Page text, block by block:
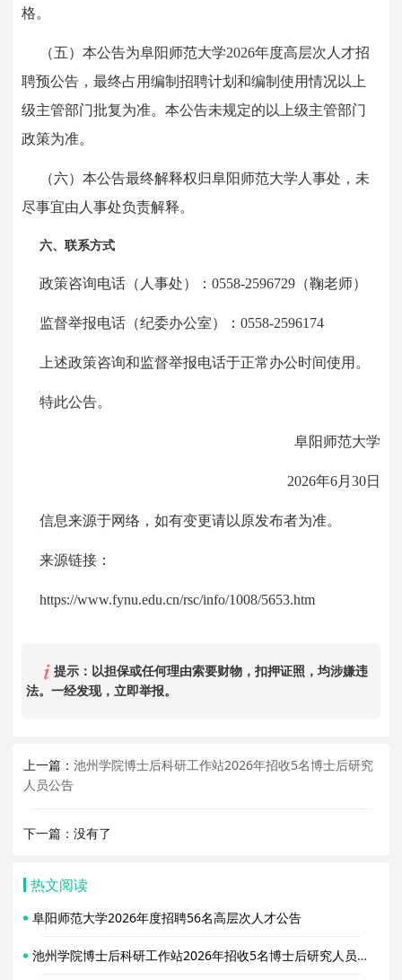
格。
（五）本公告为阜阳师范大学2026年度高层次人才招
聘预公告，最终占用编制招聘计划和编制使用情况以上
级主管部门批复为准。本公告未规定的以上级主管部门
政策为准。
（六）本公告最终解释权归阜阳师范大学人事处，未
尽事宜由人事处负责解释。
六、联系方式
政策咨询电话（人事处）：0558-2596729（鞠老师）
监督举报电话（纪委办公室）：0558-2596174
上述政策咨询和监督举报电话于正常办公时间使用。
特此公告。
阜阳师范大学
2026年6月30日
信息来源于网络，如有变更请以原发布者为准。
来源链接：
https://www.fynu.edu.cn/rsc/info/1008/5653.htm
提示：以担保或任何理由索要财物，扣押证照，均涉嫌违
法。一经发现，立即举报。
上一篇：池州学院博士后科研工作站2026年招收5名博士后研究
人员公告
下一篇：没有了
热文阅读
阜阳师范大学2026年度招聘56名高层次人才公告
池州学院博士后科研工作站2026年招收5名博士后研究人员公告